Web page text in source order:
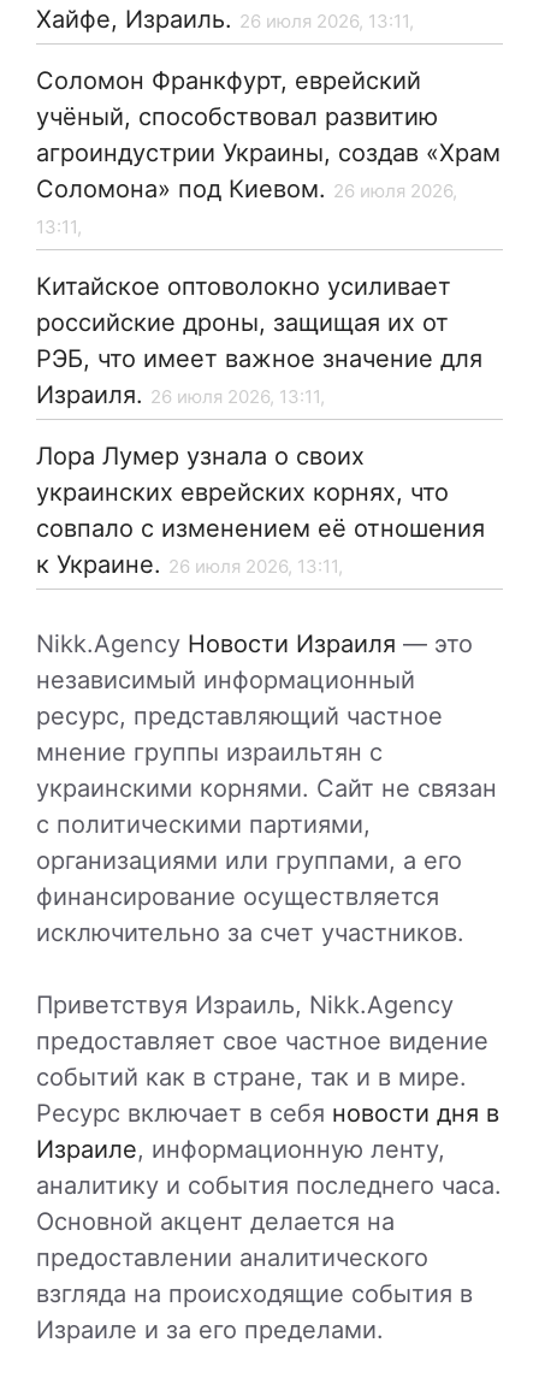
Хайфе, Израиль. 26 июля 2026, 13:11,
Соломон Франкфурт, еврейский
учёный, способствовал развитию
агроиндустрии Украины, создав «Храм
Соломона» под Киевом. 26 июля 2026,
13:11,
Китайское оптоволокно усиливает
российские дроны, защищая их от
РЭБ, что имеет важное значение для
Израиля. 26 июля 2026, 13:11,
Лора Лумер узнала о своих
украинских еврейских корнях, что
совпало с изменением её отношения
к Украине. 26 июля 2026, 13:11,
Nikk.Agency Новости Израиля — это
независимый информационный
ресурс, представляющий частное
мнение группы израильтян с
украинскими корнями. Сайт не связан
с политическими партиями,
организациями или группами, а его
финансирование осуществляется
исключительно за счет участников.
Приветствуя Израиль, Nikk.Agency
предоставляет свое частное видение
событий как в стране, так и в мире.
Ресурс включает в себя новости дня в
Израиле, информационную ленту,
аналитику и события последнего часа.
Основной акцент делается на
предоставлении аналитического
взгляда на происходящие события в
Израиле и за его пределами.